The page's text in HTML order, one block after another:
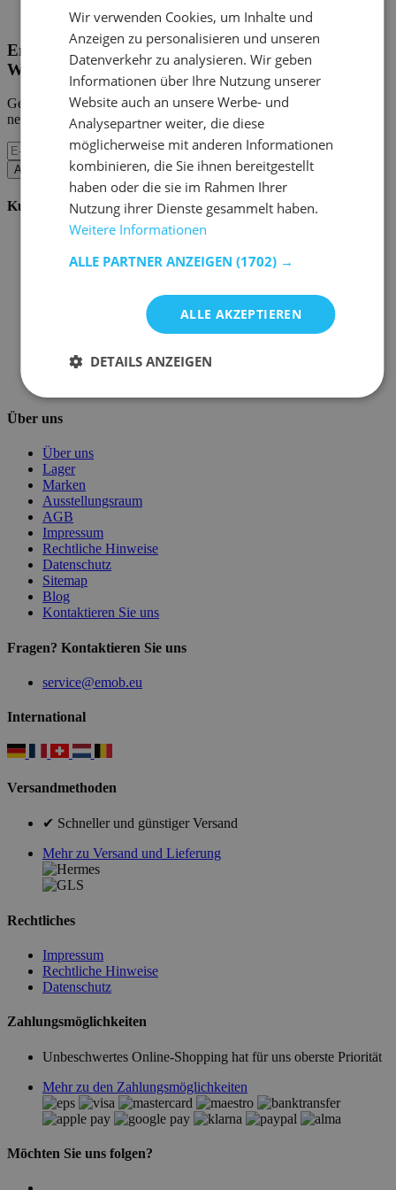
Home Emob|Mein Konto
Erhalten Sie unsere neuen Kollektionen und
Werbeaktionen.
Geben Sie uns Ihre E-Mail und Sie werden monatlich über die
neuesten Ereignisse informiert.
Abonnieren
Kundenservice
Zahlungsmöglichkeiten
Stornieren oder retournieren
Pflegehinweise
Paswort Vergessen?
Über uns
Über uns
Lager
Marken
Ausstellungsraum
AGB
Impressum
Rechtliche Hinweise
Datenschutz
Sitemap
Blog
Kontaktieren Sie uns
Fragen? Kontaktieren Sie uns
service@emob.eu
International
Versandmethoden
✔ Schneller und günstiger Versand
Mehr zu Versand und Lieferung
Rechtliches
Impressum
Rechtliche Hinweise
Datenschutz
Zahlungsmöglichkeiten
Unbeschwertes Online-Shopping hat für uns oberste Priorität
Mehr zu den Zahlungsmöglichkeiten
Möchten Sie uns folgen?
Wir verwenden Cookies, um Inhalte und
Anzeigen zu personalisieren und unseren
Datenverkehr zu analysieren. Wir geben
Informationen über Ihre Nutzung unserer
Website auch an unsere Werbe- und
Analysepartner weiter, die diese
möglicherweise mit anderen Informationen
kombinieren, die Sie ihnen bereitgestellt
haben oder die sie im Rahmen Ihrer
Nutzung ihrer Dienste gesammelt haben.
Weitere Informationen
ALLE PARTNER ANZEIGEN (1702) →
ALLE AKZEPTIEREN
DETAILS ANZEIGEN